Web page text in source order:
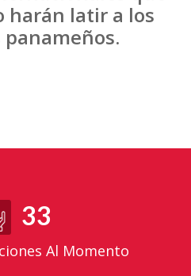
harán latir a los
panameños.
33
Al Momento